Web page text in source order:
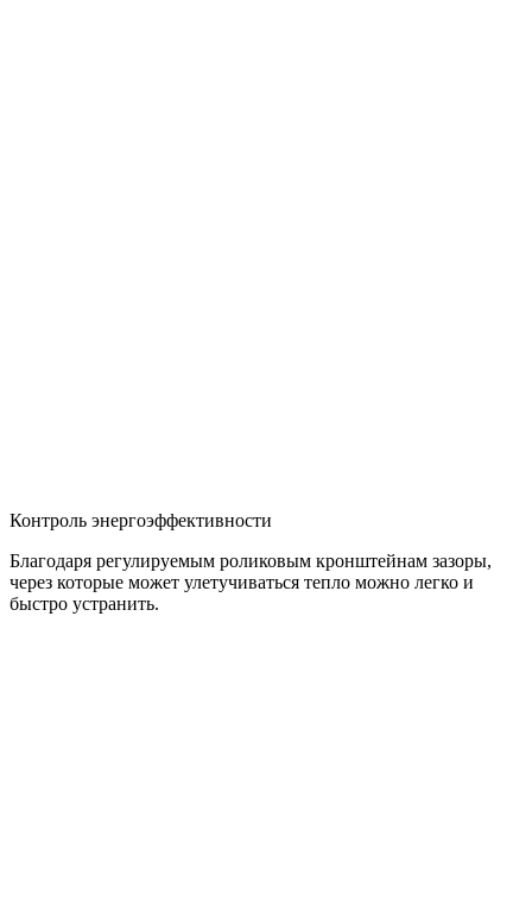
Контроль энергоэффективности
Благодаря регулируемым роликовым кронштейнам зазоры,
через которые может улетучиваться тепло можно легко и
быстро устранить.